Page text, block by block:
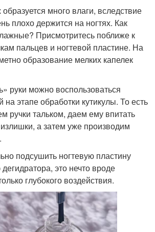
много влаги, вследствие
плохо держится на ногтях. Как
Присмотритесь поближе к
пальцев и ногтевой пластине. На
образование мелких капелек
руки можно воспользоваться
на этапе обработки кутикулы. То есть
ручки тальком, даем ему впитать
а затем уже производим
подсушить ногтевую пластину
это нечто вроде
глубокого воздействия.